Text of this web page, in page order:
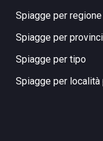
Spiagge per regione
Spiagge per
Spiagge per tipo
Spiagge per località